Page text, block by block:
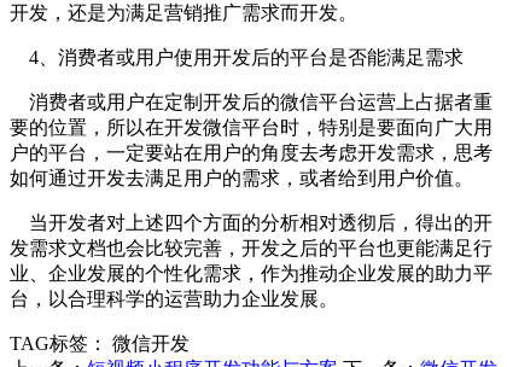
开发，还是为满足营销推广需求而开发。
4、消费者或用户使用开发后的平台是否能满足需求
消费者或用户在定制开发后的微信平台运营上占据者重
要的位置，所以在开发微信平台时，特别是要面向广大用
户的平台，一定要站在用户的角度去考虑开发需求，思考
如何通过开发去满足用户的需求，或者给到用户价值。
当开发者对上述四个方面的分析相对透彻后，得出的开
发需求文档也会比较完善，开发之后的平台也更能满足行
业、企业发展的个性化需求，作为推动企业发展的助力平
台，以合理科学的运营助力企业发展。
TAG标签：
微信开发